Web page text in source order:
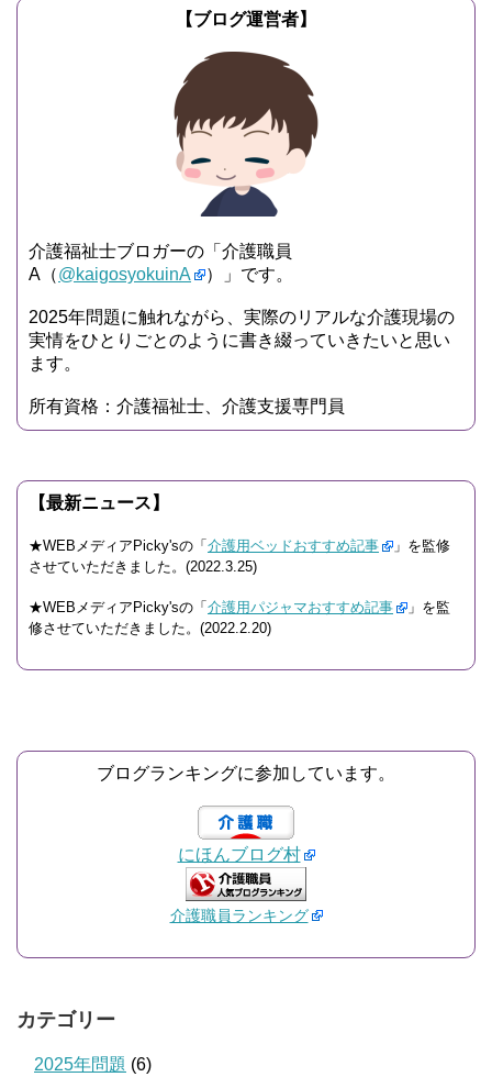
【ブログ運営者】
介護福祉士ブロガーの「介護職員
A（@kaigosyokuinA ）」です。
2025年問題に触れながら、実際のリアルな介護現場の
実情をひとりごとのように書き綴っていきたいと思い
ます。
所有資格：介護福祉士、介護支援専門員
【最新ニュース】
★WEBメディアPicky'sの「 介護用ベッドおすすめ記事
」を監修
させていただきました。(2022.3.25)
★WEBメディアPicky'sの「 介護用パジャマおすすめ記事
」を監
修させていただきました。(2022.2.20)
ブログランキングに参加しています。
にほんブログ村
介護職員ランキング
カテゴリー
2025年問題 (6)